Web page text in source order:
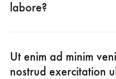
labore?
Ut enim ad minim
nostrud exercitation